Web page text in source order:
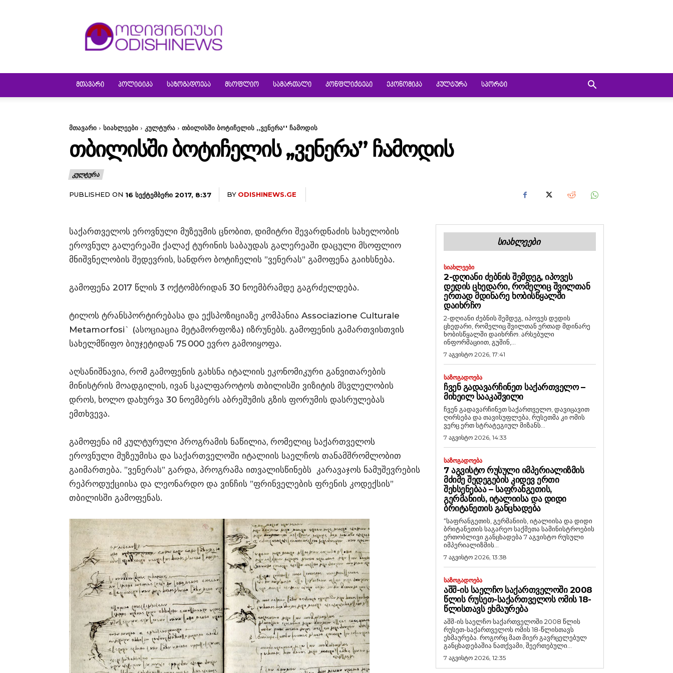
ᲛᲗᲐᲕᲐᲠᲘ ᲞᲝᲚᲘᲢᲘᲙᲐ ᲡᲐᲖᲝᲒᲐᲓᲝᲔᲑᲐ ᲛᲡᲝᲤᲚᲘᲝ ᲡᲐᲛᲐᲠᲗᲐᲚᲘ ᲙᲝᲜᲤᲚᲘᲥᲢᲔᲑᲘ ᲔᲙᲝᲜᲝᲛᲘᲙᲐ ᲙᲣᲚᲢᲣᲠᲐ ᲡᲞᲝᲠᲢᲘ
მთავარი სიახლეები კულტურა თბილისში ბოტიჩელის ,,ვენერა'' ჩამოდის
ᲗᲑᲘᲚᲘᲡᲨᲘ ᲑᲝᲢᲘᲩᲔᲚᲘᲡ ,,ᲕᲔᲜᲔᲠᲐ” ᲩᲐᲛᲝᲓᲘᲡ
ᲙᲣᲚᲢᲣᲠᲐ
PUBLISHED ON 16 ᲡᲔᲥᲢᲔᲛᲑᲔᲠᲘ 2017, 8:37 BY ODISHINEWS.GE
საქართველოს ეროვნული მუზეუმის ცნობით, დიმიტრი შევარდნაძის სახელობის
ეროვნულ გალერეაში ქალაქ ტურინის საბაუდას გალერეაში დაცული მსოფლიო
მნიშვნელობის შედევრის, სანდრო ბოტიჩელის ”ვენერას” გამოფენა გაიხსნება.
გამოფენა 2017 წლის 3 ოქტომბრიდან 30 ნოემბრამდე გაგრძელდება.
ტილოს ტრანსპორტირებასა და ექსპოზიციაზე კომპანია Associazione Culturale
Metamorfosi` (ასოციაცია მეტამორფოზა) იზრუნებს. გამოფენის გამართვისთვის
სახელმწიფო ბიუჯეტიდან 75 000 ევრო გამოიყოფა.
აღსანიშნავია, რომ გამოფენის გახსნა იტალიის ეკონომიკური განვითარების
მინისტრის მოადგილის, ივან სკალფაროტოს თბილისში ვიზიტის მსვლელობის
დროს, ხოლო დახურვა 30 ნოემბერს აბრეშუმის გზის ფორუმის დასრულებას
ემთხვევა.
გამოფენა იმ კულტურული პროგრამის ნაწილია, რომელიც საქართველოს
ეროვნული მუზეუმისა და საქართველოში იტალიის საელჩოს თანამშრომლობით
გაიმართება. ”ვენერას” გარდა, პროგრამა ითვალისწინებს კარავაჯოს ნამუშევრების
რეპროდუქციისა და ლეონარდო და ვინჩის ”ფრინველების ფრენის კოდექსის”
თბილისში გამოფენას.
ᲡᲘᲐᲮᲚᲔᲔᲑᲘ
ᲡᲘᲐᲮᲚᲔᲔᲑᲘ
2-ᲓᲦᲘᲐᲜᲘ ᲫᲔᲑᲜᲘᲡ ᲨᲔᲛᲓᲔᲒ, ᲘᲞᲝᲕᲔᲡ
ᲓᲔᲓᲘᲡ ᲪᲮᲔᲓᲐᲠᲘ, ᲠᲝᲛᲔᲚᲘᲪ ᲨᲕᲘᲚᲗᲐᲜ
ᲔᲠᲗᲐᲓ ᲛᲓᲘᲜᲐᲠᲔ ᲮᲝᲑᲘᲡᲬᲧᲐᲚᲨᲘ
ᲓᲐᲘᲮᲠᲩᲝ
2-დღიანი ძებნის შემდეგ, იპოვეს დედის
ცხედარი, რომელიც შვილთან ერთად მდინარე
ხობისწყალში დაიხრჩო. არსებული
ინფორმაციით, გუშინ,...
7 აგვისტო 2026, 17:41
ᲡᲐᲖᲝᲒᲐᲓᲝᲔᲑᲐ
ᲩᲕᲔᲜ ᲒᲐᲓᲐᲕᲐᲠᲩᲘᲜᲔᲗ ᲡᲐᲥᲐᲠᲗᲕᲔᲚᲝ –
ᲛᲘᲮᲔᲘᲚ ᲡᲐᲐᲙᲐᲨᲕᲘᲚᲘ
ჩვენ გადავარჩინეთ საქართველო, დავიცავით
ღირსება და თავისუფლება, რუსეთმა კი ომის
ვერც ერთ სტრატეგიულ მიზანს...
7 აგვისტო 2026, 14:33
ᲡᲐᲖᲝᲒᲐᲓᲝᲔᲑᲐ
7 ᲐᲒᲕᲘᲡᲢᲝ ᲠᲣᲡᲣᲚᲘ ᲘᲛᲞᲔᲠᲘᲐᲚᲘᲖᲛᲘᲡ
ᲛᲫᲘᲛᲔ ᲨᲔᲓᲔᲒᲔᲑᲘᲡ ᲙᲘᲓᲔᲕ ᲔᲠᲗᲘ
ᲨᲔᲮᲡᲔᲜᲔᲑᲐᲐ – ᲡᲐᲤᲠᲐᲜᲒᲔᲗᲘᲡ,
ᲒᲔᲠᲛᲐᲜᲘᲘᲡ, ᲘᲢᲐᲚᲘᲘᲡᲐ ᲓᲐ ᲓᲘᲓᲘ
ᲑᲠᲘᲢᲐᲜᲔᲗᲘᲡ ᲒᲐᲜᲪᲮᲐᲓᲔᲑᲐ
“საფრანგეთის, გერმანიის, იტალიისა და დიდი
ბრიტანეთის საგარეო საქმეთა სამინისტროების
ერთობლივი განცხადება 7 აგვისტო რუსული
იმპერიალიზმის...
7 აგვისტო 2026, 13:38
ᲡᲐᲖᲝᲒᲐᲓᲝᲔᲑᲐ
ᲐᲨᲨ-ᲘᲡ ᲡᲐᲔᲚᲩᲝ ᲡᲐᲥᲐᲠᲗᲕᲔᲚᲝᲨᲘ 2008
ᲬᲚᲘᲡ ᲠᲣᲡᲔᲗ-ᲡᲐᲥᲐᲠᲗᲕᲔᲚᲝᲡ ᲝᲛᲘᲡ 18-
ᲬᲚᲘᲡᲗᲐᲕᲡ ᲔᲮᲛᲐᲣᲠᲔᲑᲐ
აშშ-ის საელჩო საქართველოში 2008 წლის
რუსეთ-საქართველოს ომის 18-წლისთავს
ეხმაურება. როგორც მათ მიერ გავრცელებულ
განცხადებაშია ნათქვამი, შეერთებული...
7 აგვისტო 2026, 12:35